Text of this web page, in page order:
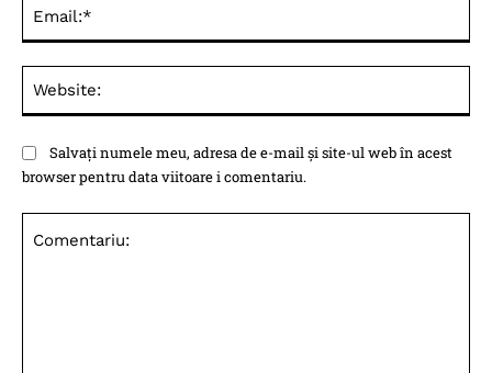
Salvați numele meu, adresa de e-mail și site-ul web în acest
browser pentru data viitoare i comentariu.